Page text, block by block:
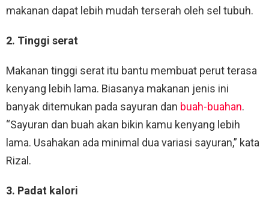
makanan dapat lebih mudah terserah oleh sel tubuh.
2. Tinggi serat
Makanan tinggi serat itu bantu membuat perut terasa
kenyang lebih lama. Biasanya makanan jenis ini
banyak ditemukan pada sayuran dan buah-buahan.
“Sayuran dan buah akan bikin kamu kenyang lebih
lama. Usahakan ada minimal dua variasi sayuran,” kata
Rizal.
3. Padat kalori